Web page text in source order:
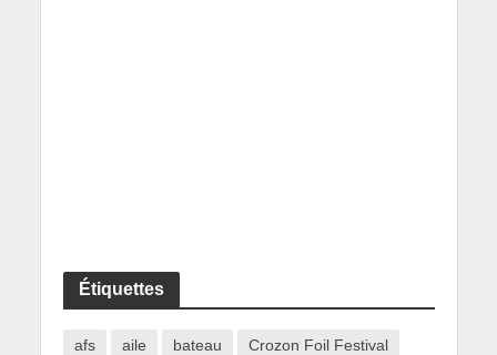
Étiquettes
afs aile bateau Crozon Foil Festival